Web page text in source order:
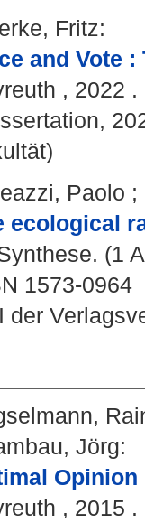
Fritz:
and Vote
, 2022 .
Paolo ;
ecological
(1
1573-0964
der
Jörg:
, 2015 .